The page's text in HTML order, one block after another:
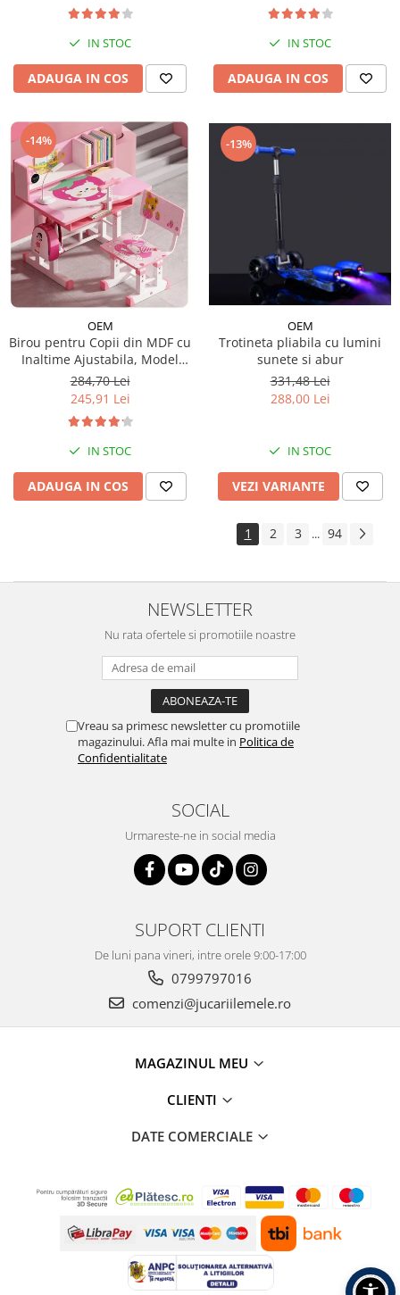
IN STOC
ADAUGA IN COS
IN STOC
ADAUGA IN COS
-14%
OEM
Birou pentru Copii din MDF cu
Inaltime Ajustabila, Model
Capsunica Roz
284,70 Lei
245,91 Lei
IN STOC
ADAUGA IN COS
-13%
OEM
Trotineta pliabila cu lumini
sunete si abur
331,48 Lei
288,00 Lei
IN STOC
VEZI VARIANTE
1 2 3 ... 94
NEWSLETTER
Nu rata ofertele si promotiile noastre
Vreau sa primesc newsletter cu promotiile
magazinului. Afla mai multe in Politica de
Confidentialitate
SOCIAL
Urmareste-ne in social media
SUPORT CLIENTI
De luni pana vineri, intre orele 9:00-17:00
0799797016
comenzi@jucariilemele.ro
MAGAZINUL MEU
CLIENTI
DATE COMERCIALE